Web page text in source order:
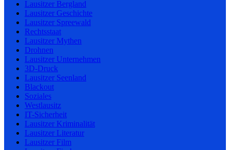
Lausitzer Bergland
Lausitzer Geschichte
Lausitzer Spreewald
Rechtsstaat
Lausitzer Mythen
Drohnen
Lausitzer Unternehmen
3D-Druck
Lausitzer Seenland
Blackout
Soziales
Westlausitz
IT-Sicherheit
Lausitzer Kriminalität
Lausitzer Literatur
Lausitzer Film